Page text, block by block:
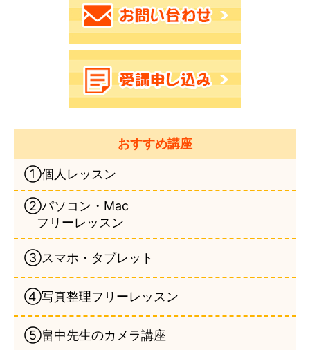
おすすめ講座
①個人レッスン
②パソコン・Mac
フリーレッスン
③スマホ・タブレット
④写真整理フリーレッスン
⑤畠中先生のカメラ講座